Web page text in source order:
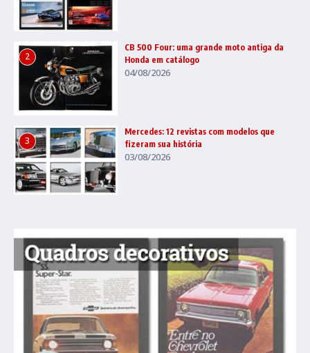
2
CB 500 Four: uma grande moto antiga da
Honda em catálogo
04/08/2026
3
Mercedes: 12 revistas com modelos que
fizeram sua história
03/08/2026